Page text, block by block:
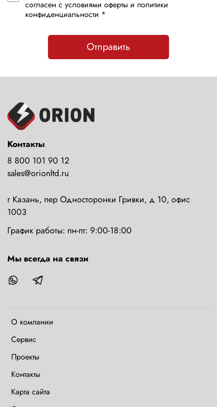
согласен с условиями оферты и политики
конфиденциальности *
Отправить
О компании
Сервис
Проекты
Контакты
Карта сайта
Контакты
8 800 101 90 12
sales@orionltd.ru
г Казань, пер Односторонки Гривки, д 10, офис
1003
График работы: пн-пт: 9:00-18:00
Мы всегда на связи